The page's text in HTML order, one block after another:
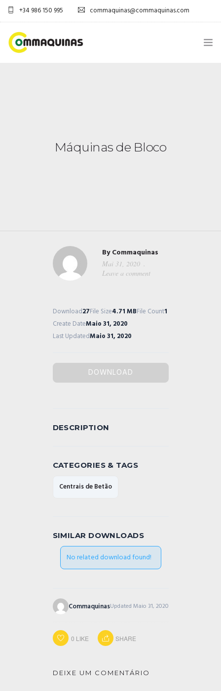
+34 986 150 995 commaquinas@commaquinas.com
DESCARGAR PDFMáquinas de Bloco
ByCommaquinas
Mai 31, 2020
Leave a comment
Download27File Size4.71 MBFile Count1
Create DateMaio 31, 2020
Last UpdatedMaio 31, 2020
DOWNLOAD
DESCRIPTION
CATEGORIES & TAGS
Centrais de Betão
SIMILAR DOWNLOADS
No related download found!
CommaquinasUpdated Maio 31, 2020
0 LIKE SHARE
DEIXE UM COMENTÁRIO